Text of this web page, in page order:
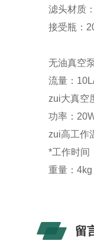
滤头材质
接受瓶：
无油真空
流量：
zui大真空
功率：
zui高工作
*工作时间
重量：4kg
留